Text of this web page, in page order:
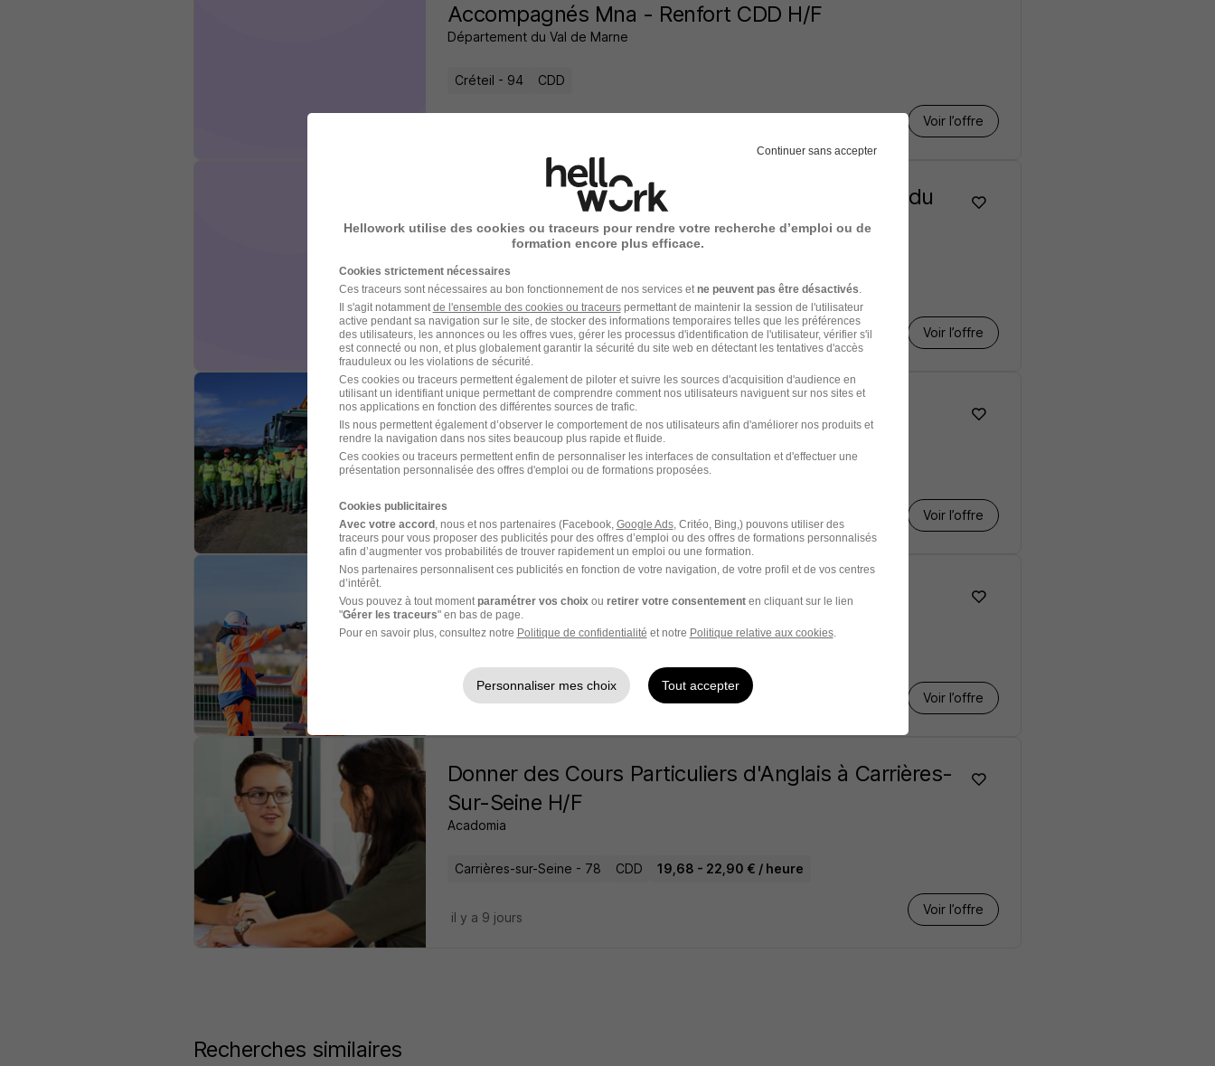
Accompagnés Mna - Renfort CDD H/F
Département du Val de Marne
Créteil - 94 CDD
Voir l’offre
Responsable Adjoint du Service Administration du
Personnel Carrière et Paie H/F
Ville de Trappes
Trappes - 78 CDD
Voir l’offre
il y a 5 jours
Foreur H/F
Groupe Firalp
Montereau-sur-le-Jard - 77 CDI 25 000 - 35 000 € / an
Voir l’offre
il y a 10 jours
Foreur H/F
Groupe NGE
Voir l’offre
il y a 5 jours
Donner des Cours Particuliers d'Anglais à Carrières-
Sur-Seine H/F
Acadomia
Carrières-sur-Seine - 78 CDD 19,68 - 22,90 € / heure
Voir l’offre
il y a 9 jours
Recherches similaires
Continuer sans accepter
Hellowork utilise des cookies ou traceurs pour rendre votre recherche d’emploi ou de
formation encore plus efficace.
Cookies strictement nécessaires
Ces traceurs sont nécessaires au bon fonctionnement de nos services etne peuvent pas être désactivés.
Il s'agit notammentde l'ensemble des cookies ou traceurspermettant de maintenir la session de l'utilisateur
active pendant sa navigation sur le site, de stocker des informations temporaires telles que les préférences
des utilisateurs, les annonces ou les offres vues, gérer les processus d'identification de l'utilisateur, vérifier s'il
est connecté ou non, et plus globalement garantir la sécurité du site web en détectant les tentatives d'accès
frauduleux ou les violations de sécurité.
Ces cookies ou traceurs permettent également de piloter et suivre les sources d'acquisition d'audience en
utilisant un identifiant unique permettant de comprendre comment nos utilisateurs naviguent sur nos sites et
nos applications en fonction des différentes sources de trafic.
Ils nous permettent également d’observer le comportement de nos utilisateurs afin d'améliorer nos produits et
rendre la navigation dans nos sites beaucoup plus rapide et fluide.
Ces cookies ou traceurs permettent enfin de personnaliser les interfaces de consultation et d'effectuer une
présentation personnalisée des offres d'emploi ou de formations proposées.
Cookies publicitaires
Avec votre accord , nous et nos partenaires (Facebook, Google Ads, Critéo, Bing,) pouvons utiliser des
traceurs pour vous proposer des publicités pour des offres d’emploi ou des offres de formations personnalisés
afin d’augmenter vos probabilités de trouver rapidement un emploi ou une formation.
Nos partenaires personnalisent ces publicités en fonction de votre navigation, de votre profil et de vos centres
d’intérêt.
Vous pouvez à tout momentparamétrer vos choixou retirer votre consentementen cliquant sur le lien
"Gérer les traceurs" en bas de page.
Pour en savoir plus, consultez notre Politique de confidentialité et notre Politique relative aux cookies.
Personnaliser mes choix Tout accepter